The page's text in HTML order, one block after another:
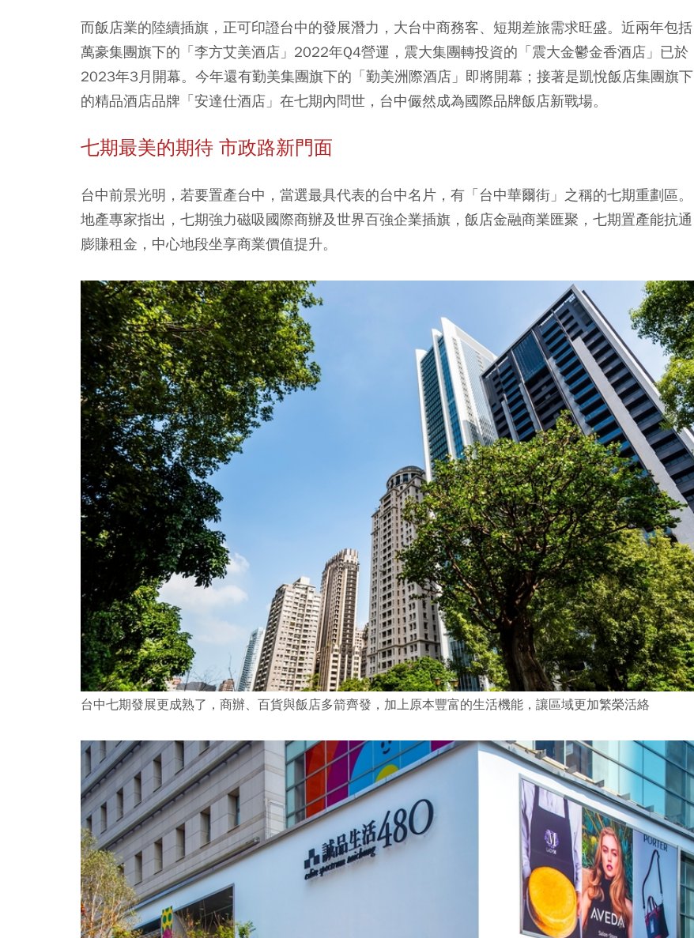
而飯店業的陸續插旗，正可印證台中的發展潛力，大台中商務客、短期差旅需求旺盛。近兩年包括
萬豪集團旗下的「李方艾美酒店」2022年Q4營運，震大集團轉投資的「震大金鬱金香酒店」已於
2023年3月開幕。今年還有勤美集團旗下的「勤美洲際酒店」即將開幕；接著是凱悅飯店集團旗下
的精品酒店品牌「安達仕酒店」在七期內問世，台中儼然成為國際品牌飯店新戰場。
七期最美的期待 市政路新門面
台中前景光明，若要置產台中，當選最具代表的台中名片，有「台中華爾街」之稱的七期重劃區。
地產專家指出，七期強力磁吸國際商辦及世界百強企業插旗，飯店金融商業匯聚，七期置產能抗通
膨賺租金，中心地段坐享商業價值提升。
台中七期發展更成熟了，商辦、百貨與飯店多箭齊發，加上原本豐富的生活機能，讓區域更加繁榮活絡